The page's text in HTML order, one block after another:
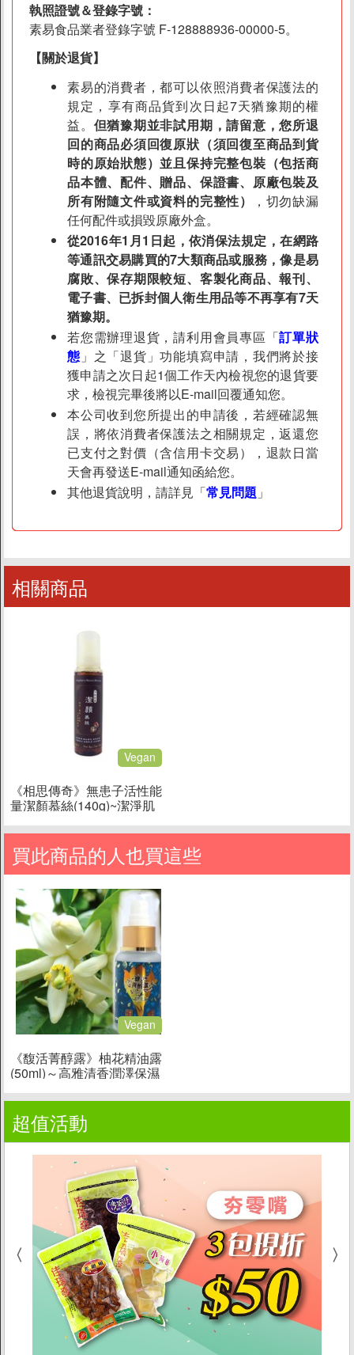
執照證號＆登錄字號：
素易食品業者登錄字號 F-128888936-00000-5。
【關於退貨】
素易的消費者，都可以依照消費者保護法的
規定，享有商品貨到次日起7天猶豫期的權
益。 但猶豫期並非試用期，請留意，您所退
回的商品必須回復原狀（須回復至商品到貨
時的原始狀態）並且保持完整包裝（包括商
品本體、配件、贈品、保證書、原廠包裝及
所有附隨文件或資料的完整性）
，切勿缺漏
任何配件或損毀原廠外盒。
從2016年1月1日起，依消保法規定，在網路
等通訊交易購買的7大類商品或服務，像是易
腐敗、保存期限較短、客製化商品、報刊、
電子書、已拆封個人衛生用品等不再享有7天
猶豫期。
若您需辦理退貨，請利用會員專區「訂單狀
態 」之「退貨」功能填寫申請，我們將於接
獲申請之次日起1個工作天內檢視您的退貨要
求，檢視完畢後將以E-mail回覆通知您。
本公司收到您所提出的申請後，若經確認無
誤，將依消費者保護法之相關規定，返還您
已支付之對價（含信用卡交易），退款日當
天會再發送E-mail通知函給您。
其他退貨說明，請詳見「常見問題 」
相關商品
Vegan
《相思傳奇》無患子活性能
量潔顏慕絲(140g)~潔淨肌
買此商品的人也買這些
Vegan
《馥活菁醇露》柚花精油露
(50ml)～高雅清香潤澤保濕
超值活動